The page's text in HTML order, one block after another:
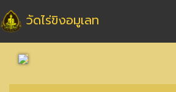
วัดไร่ขิงอมูเลท